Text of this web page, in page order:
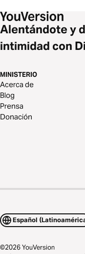
Alentándote y
intimidad con
MINISTERIO
Acerca de
Blog
Prensa
Donación
Español
©2026YouVersion